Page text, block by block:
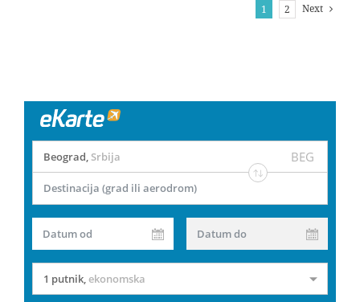
1 2 Next
Beograd, Srbija BEG
Destinacija (grad ili aerodrom)
Datum od Datum do
1 putnik,ekonomska